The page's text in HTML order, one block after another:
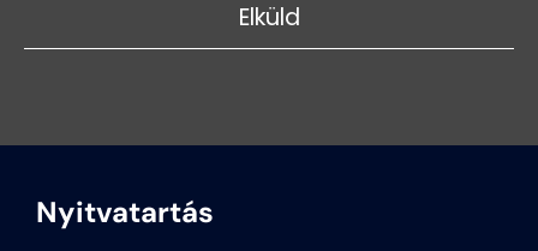
Elküld
Nyitvatartás